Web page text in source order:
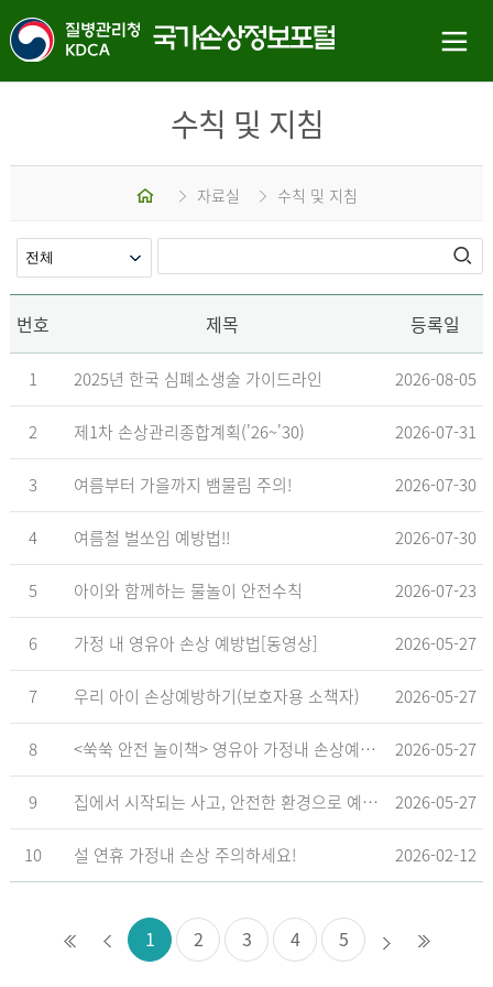
수칙 및 지침
자료실 수칙 및 지침
번호 제목 등록일
1 2025년 한국 심폐소생술 가이드라인 2026-08-05
2 제1차 손상관리종합계획('26~'30) 2026-07-31
3 여름부터 가을까지 뱀물림 주의! 2026-07-30
4 여름철 벌쏘임 예방법!! 2026-07-30
5 아이와 함께하는 물놀이 안전수칙 2026-07-23
6 가정 내 영유아 손상 예방법[동영상] 2026-05-27
7 우리 아이 손상예방하기(보호자용 소책자) 2026-05-27
8 <쑥쑥 안전 놀이책> 영유아 가정내 손상예방_영유아 놀이형 교육 교재 2026-05-27
9 집에서 시작되는 사고, 안전한 환경으로 예방해요 2026-05-27
10 설 연휴 가정내 손상 주의하세요! 2026-02-12
1 2 3 4 5